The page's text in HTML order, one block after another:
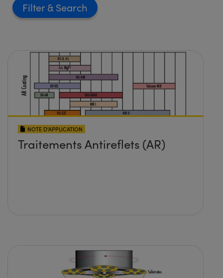
Filter
NOTE D’APPLICATION
Traitements Antireflets (AR)